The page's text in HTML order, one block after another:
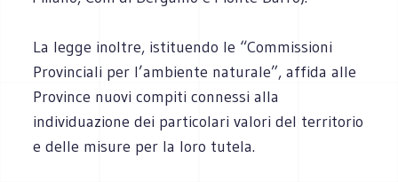
La legge inoltre, istituendo le “Commissioni
Provinciali per l’ambiente naturale”, affida alle
Province nuovi compiti connessi alla
individuazione dei particolari valori del territorio
e delle misure per la loro tutela.